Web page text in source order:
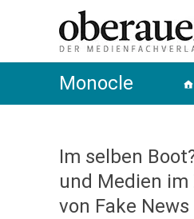
oberauer
Monocle
Im selben
und Medien
von Fake News